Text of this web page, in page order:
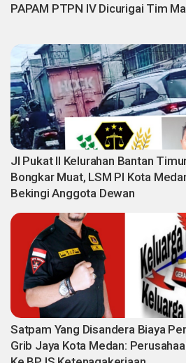
PAPAM PTPN IV Dicurigai Tim
Jl Pukat II Kelurahan Bantan
Bongkar Muat, LSM PI Kota
Bekingi Anggota Dewan
Satpam Yang Disandera Biaya
Grib Jaya Kota Medan: